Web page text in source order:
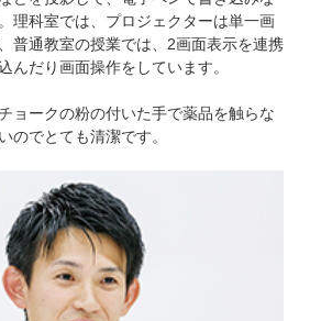
理科室では、プロジェクターは単一画
普通教室の授業では、2画面表示を連携
んだり画面操作をしています。
ョークの粉の付いた手で薬品を触らな
のでとても清潔です。